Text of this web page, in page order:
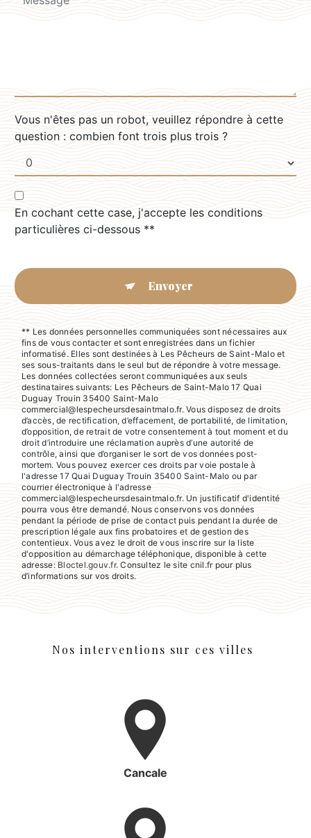
Vous n'êtes pas un robot, veuillez répondre à cette
question : combien font trois plus trois ?
En cochant cette case, j'accepte les conditions
particulières ci-dessous **
Envoyer
** Les données personnelles communiquées sont nécessaires aux
fins de vous contacter et sont enregistrées dans un fichier
informatisé. Elles sont destinées à Les Pêcheurs de Saint-Malo et
ses sous-traitants dans le seul but de répondre à votre message.
Les données collectées seront communiquées aux seuls
destinataires suivants: Les Pêcheurs de Saint-Malo 17 Quai
Duguay Trouin 35400 Saint-Malo
commercial@lespecheursdesaintmalo.fr. Vous disposez de droits
d’accès, de rectification, d’effacement, de portabilité, de limitation,
d’opposition, de retrait de votre consentement à tout moment et du
droit d’introduire une réclamation auprès d’une autorité de
contrôle, ainsi que d’organiser le sort de vos données post-
mortem. Vous pouvez exercer ces droits par voie postale à
l'adresse 17 Quai Duguay Trouin 35400 Saint-Malo ou par
courrier électronique à l'adresse
commercial@lespecheursdesaintmalo.fr. Un justificatif d'identité
pourra vous être demandé. Nous conservons vos données
pendant la période de prise de contact puis pendant la durée de
prescription légale aux fins probatoires et de gestion des
contentieux. Vous avez le droit de vous inscrire sur la liste
d'opposition au démarchage téléphonique, disponible à cette
adresse:Bloctel.gouv.fr. Consultez le site cnil.fr pour plus
d’informations sur vos droits.
Nos interventions sur ces villes
Cancale